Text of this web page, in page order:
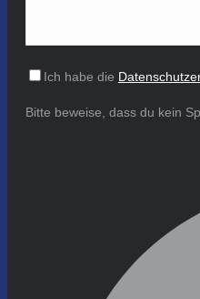
Ich habe die
Bitte beweise, dass du kein